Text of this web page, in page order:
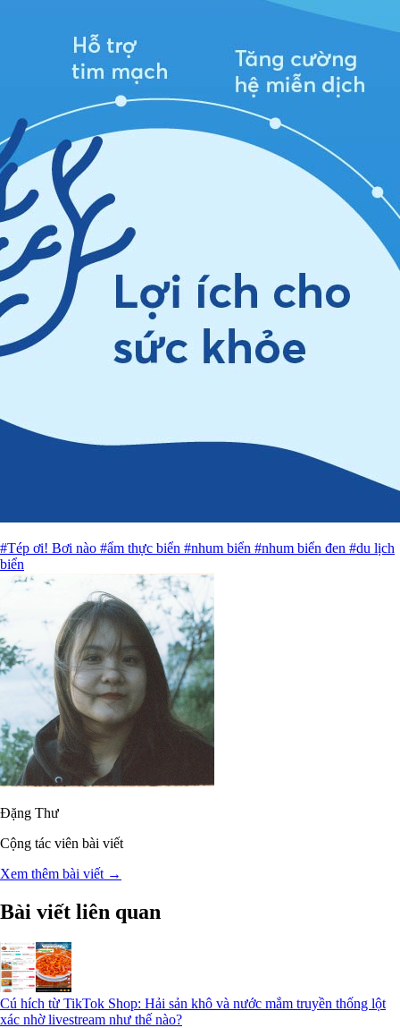
#Tép ơi! Bơi nào #ẩm thực biển #nhum biển #nhum biển đen #du lịch
biển
Đặng Thư
Cộng tác viên bài viết
Xem thêm bài viết →
Bài viết liên quan
Cú hích từ TikTok Shop: Hải sản khô và nước mắm truyền thống lột
xác nhờ livestream như thế nào?